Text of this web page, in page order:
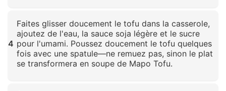
4
Faites glisser doucement le tofu dans la casserole,
ajoutez de l'eau, la sauce soja légère et le sucre
pour l'umami. Poussez doucement le tofu quelques
fois avec une spatule—ne remuez pas, sinon le plat
se transformera en soupe de Mapo Tofu.